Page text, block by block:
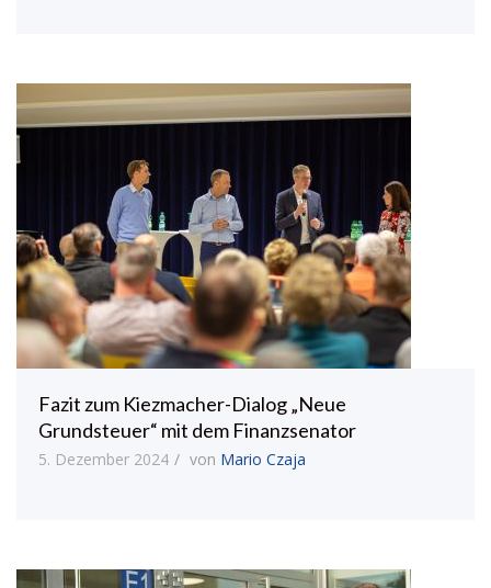
Fazit zum Kiezmacher-Dialog „Neue
Grundsteuer“ mit dem Finanzsenator
5. Dezember 2024 von Mario Czaja